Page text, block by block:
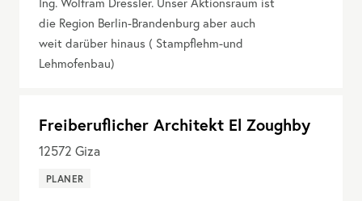
die Region Berlin-Brandenburg aber auch
weit darüber hinaus ( Stampflehm-und
Lehmofenbau)
Freiberuflicher Architekt El Zoughby
12572 Giza
PLANER